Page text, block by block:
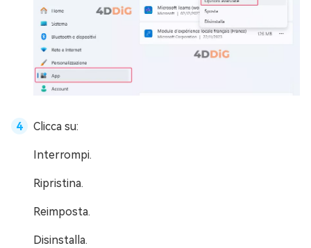
Clicca su:
Interrompi.
Ripristina.
Reimposta.
Disinstalla.